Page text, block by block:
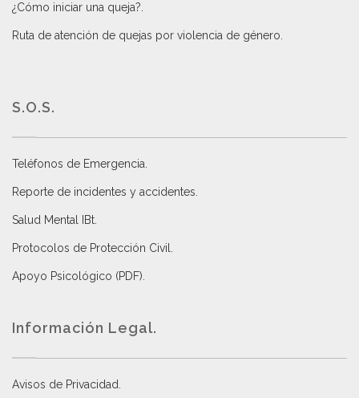
¿Cómo iniciar una queja?
Ruta de atención de quejas por violencia de género
S.O.S.
Teléfonos de Emergencia.
Reporte de incidentes y accidentes
Salud Mental IBt
Protocolos de Protección Civil
Apoyo Psicológico (PDF)
Información Legal.
Avisos de Privacidad